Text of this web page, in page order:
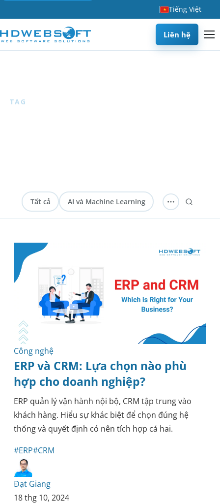
Tiếng Việt
Liên hệ
TAG
Tất cả AI và Machine Learning
Phát triển phần mềm
Công nghệ
Phát triển mobile Bảo mật
Kỹ thuật Y tế
Phương pháp luận
Công nghệ
ERP và CRM: Lựa chọn nào phù
hợp cho doanh nghiệp?
ERP quản lý vận hành nội bộ, CRM tập trung vào
khách hàng. Hiểu sự khác biệt để chọn đúng hệ
thống và quyết định có nên tích hợp cả hai.
#ERP#CRM
Đạt Giang
18 thg 10, 2024